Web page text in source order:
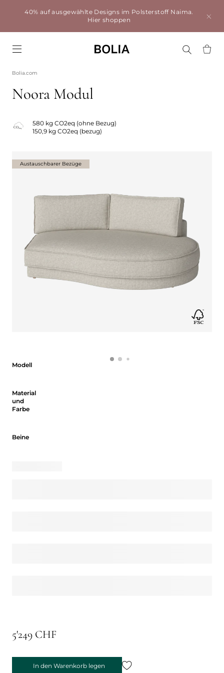
40% auf ausgewählte Designs im Polsterstoff Naima.
Hier shoppen
Bolia.com
Noora Modul
580 kg CO2eq (ohne Bezug)
150,9 kg CO2eq (bezug)
Modell
Material
und
Farbe
Beine
5'249 CHF
In den Warenkorb legen
Austauschbarer Bezüge